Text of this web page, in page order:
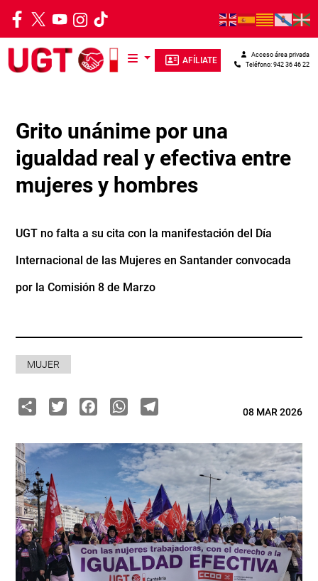
Pasar al contenido principal
AFÍLIATE Teléfono: 942 36 46 22
Acceso área privada
Grito unánime por una
igualdad real y efectiva entre
mujeres y hombres
UGT no falta a su cita con la manifestación del Día
Internacional de las Mujeres en Santander convocada
por la Comisión 8 de Marzo
MUJER
ShareTwitterFacebook
WhatsApp
Telegram08 MAR 2026